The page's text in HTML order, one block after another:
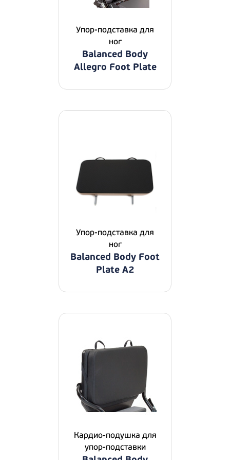
Упор-подставка для
ног
Balanced Body
Allegro Foot Plate
Упор-подставка для
ног
Balanced Body Foot
Plate A2
Кардио-подушка для
упор-подставки